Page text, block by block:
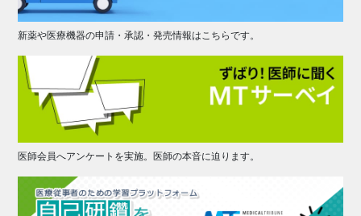
新薬や医療機器の申請・承認・発売情報はこちらです。
医師会員へアンケートを実施。医師の本音に迫ります。